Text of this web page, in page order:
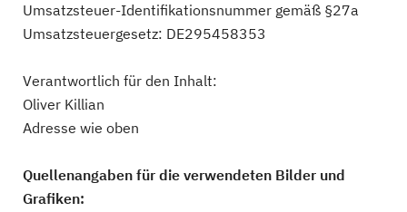
Umsatzsteuer-Identifikationsnummer gemäß §27a
Umsatzsteuergesetz: DE295458353
Verantwortlich für den Inhalt:
Oliver Killian
Adresse wie oben
Quellenangaben für die verwendeten Bilder und
Grafiken: